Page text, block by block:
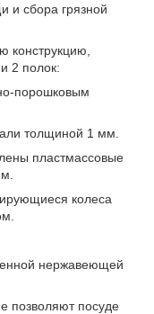
и сбора грязной
конструкцию,
2 полок:
порошковым
толщиной 1 мм.
пластмассовые
колеса
нержавеющей
посуде